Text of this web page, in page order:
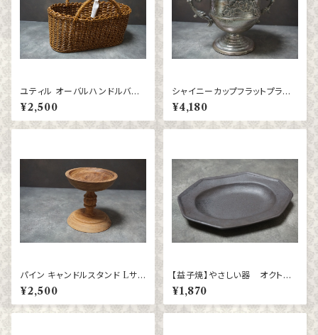
ユティル オーバルハンドルバス
ケット Lサイズ
¥2,500
シャイニーカップフラットプラン
ター
¥4,180
パイン キャンドルスタンド Lサイ
ズ
¥2,500
【益子焼】やさしい器 オクトゴ
ナル（小）（ブロンズ黒マット）
¥1,870